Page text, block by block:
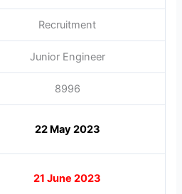
Recruitment
Junior Engineer
8996
22 May 2023
21 June 2023